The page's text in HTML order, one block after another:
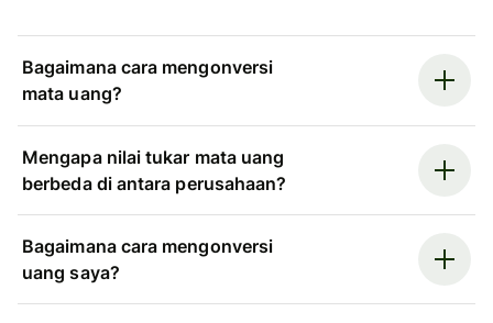
Bagaimana cara mengonversi
mata uang?
Mengapa nilai tukar mata uang
berbeda di antara perusahaan?
Bagaimana cara mengonversi
uang saya?